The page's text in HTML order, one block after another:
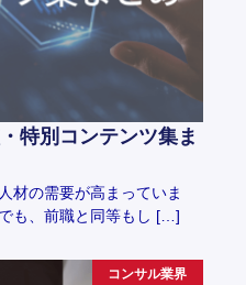
特別コンテンツ集ま
材の需要が高まっていま
も、前職と同等もし […]
コンサル業界